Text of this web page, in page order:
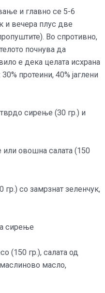
и главно се 5-6
и вечера плус две
Во спротивно,
почнува да
е дека целата исхрана
протеини, 40% јаглени
тврдо сирење (30 гр.) и
или овошна салата (150
со замрзнат зеленчук,
сирење
(150 гр.), салата од
масло,